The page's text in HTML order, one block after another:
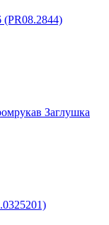
(PR08.2844)
Заглушка